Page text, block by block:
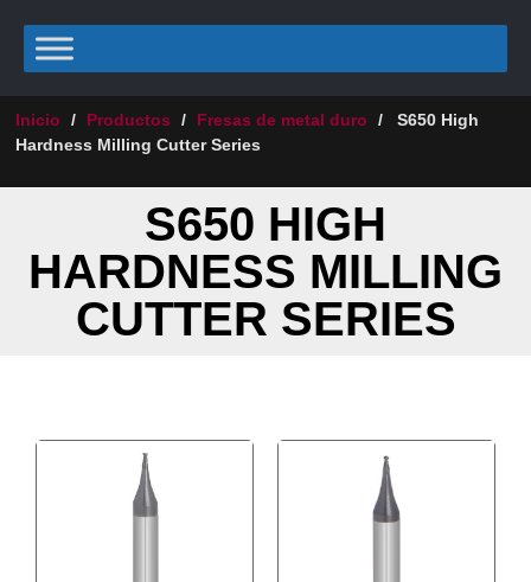
Inicio / Productos / Fresas de metal duro /
S650 High
Hardness Milling Cutter Series
S650 HIGH
HARDNESS MILLING
CUTTER SERIES